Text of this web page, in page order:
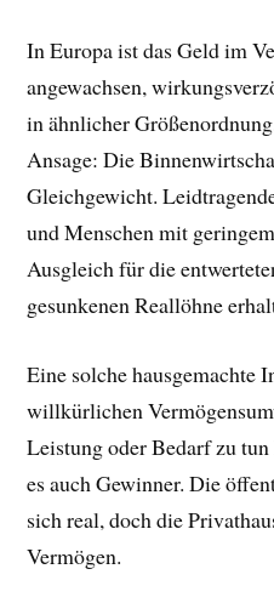
In Europa ist das Geld im
angewachsen,
in ähnlicher
Ansage: Die
Gleichgewicht.
und Menschen mit
Ausgleich für die
gesunkenen Reallöhne
Eine solche hausgemachte
willkürlichen
Leistung oder Bedarf zu
es auch Gewinner. Die
sich real, doch die
Vermögen.